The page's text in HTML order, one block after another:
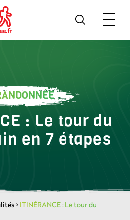
: Le tour du
en 7 étapes
> ITINÉRANCE : Le tour du